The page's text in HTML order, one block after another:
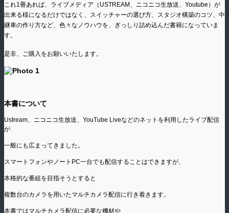
これ1冊あれば、ライブメディア（USTREAM、ニコニコ生放送、Youtube）が
出来る様になるだけではなく、スイッチャーの選び方、スタジオ構築のコツ、中
継車の作り方など、色々なノウハウを、ぎっしり詰め込んだ書籍になっていま
す。
是非、ご購入をお願いいたします。
本書について
Ustream、ニコニコ生放送、YouTube Liveなどのネットを利用したライブ配信
が
一般にも広まってきました。
スマートフォンやノートPC一台でも配信することはできますが、
本格的な番組を目指そうとすると
複数台のカメラを用いたマルチカメラ配信に行き着きます。
本書ではマルチカメラ配信に必要な機材や